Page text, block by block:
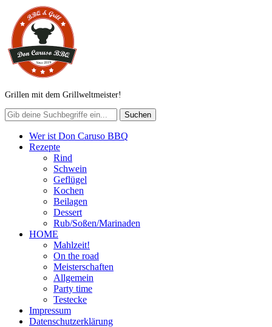
Grillen mit dem Grillweltmeister!
Wer ist Don Caruso BBQ
Rezepte
Rind
Schwein
Geflügel
Kochen
Beilagen
Dessert
Rub/Soßen/Marinaden
HOME
Mahlzeit!
On the road
Meisterschaften
Allgemein
Party time
Testecke
Impressum
Datenschutzerklärung